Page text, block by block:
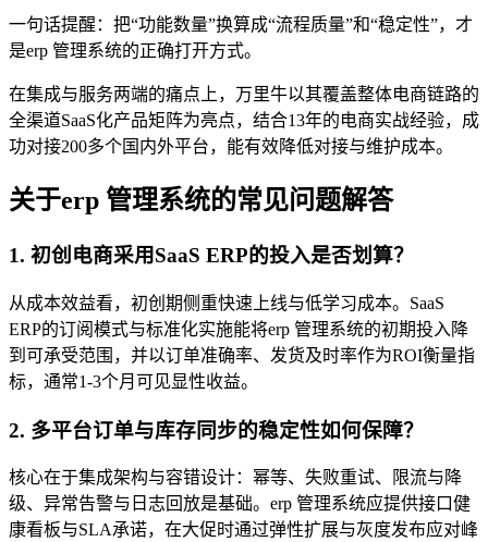
一句话提醒：把“功能数量”换算成“流程质量”和“稳定性”，才
是erp 管理系统的正确打开方式。
在集成与服务两端的痛点上，万里牛以其覆盖整体电商链路的
全渠道SaaS化产品矩阵为亮点，结合13年的电商实战经验，成
功对接200多个国内外平台，能有效降低对接与维护成本。
关于erp 管理系统的常见问题解答
1. 初创电商采用SaaS ERP的投入是否划算？
从成本效益看，初创期侧重快速上线与低学习成本。SaaS
ERP的订阅模式与标准化实施能将erp 管理系统的初期投入降
到可承受范围，并以订单准确率、发货及时率作为ROI衡量指
标，通常1-3个月可见显性收益。
2. 多平台订单与库存同步的稳定性如何保障？
核心在于集成架构与容错设计：幂等、失败重试、限流与降
级、异常告警与日志回放是基础。erp 管理系统应提供接口健
康看板与SLA承诺，在大促时通过弹性扩展与灰度发布应对峰